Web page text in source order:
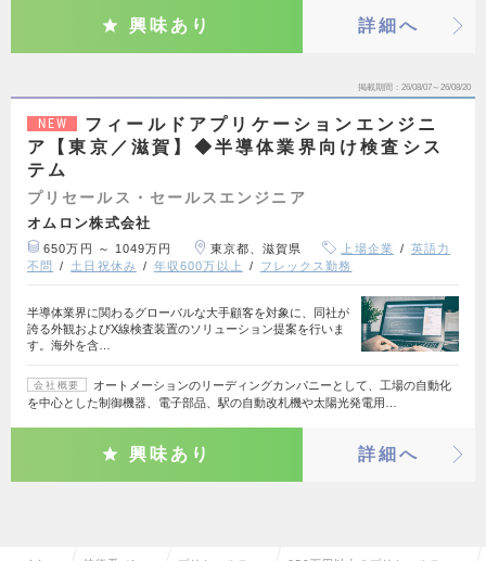
興味あり 詳細へ
掲載期間 26/08/07～26/08/20
NEW
フィールドアプリケーションエンジニ
ア【東京／滋賀】◆半導体業界向け検査シス
テム
プリセールス・セールスエンジニア
オムロン株式会社
650万円 ～ 1049万円 東京都、滋賀県 上場企業
英語力
不問
土日祝休み 年収600万以上 フレックス勤務
半導体業界に関わるグローバルな大手顧客を対象に、同社が
誇る外観およびX線検査装置のソリューション提案を行いま
す。海外を含…
会社概要
オートメーションのリーディングカンパニーとして、工場の自動化
を中心とした制御機器、電子部品、駅の自動改札機や太陽光発電用…
興味あり 詳細へ